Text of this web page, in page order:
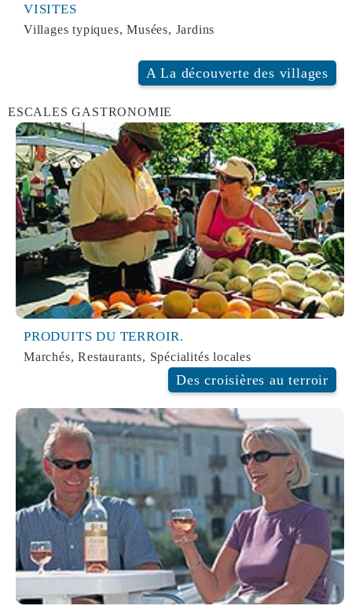
VISITES
Villages typiques, Musées, Jardins
A La découverte des villages
ESCALES GASTRONOMIE
ESCALES GASTRONOMIE
PRODUITS DU TERROIR.
Marchés, Restaurants, Spécialités locales
Des croisières au terroir